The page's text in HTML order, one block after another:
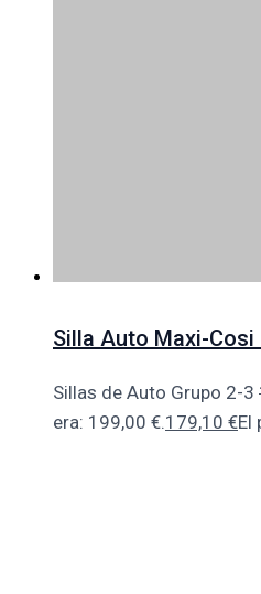
Silla Auto Maxi-Cosi
Sillas de Auto Grupo 2-3
era: 199,00 €.179,10 €El